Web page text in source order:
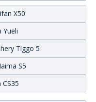
X50
Yueli
Tiggo 5
S5